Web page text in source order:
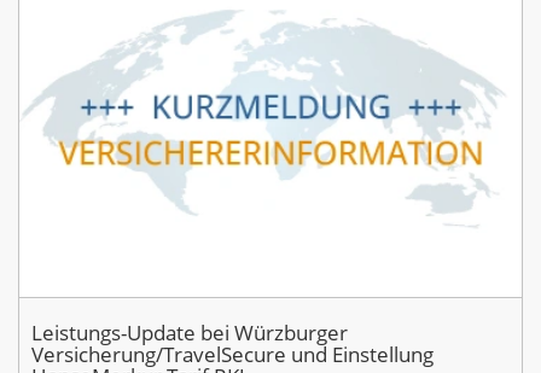
Leistungs-Update bei Würzburger
Versicherung/TravelSecure und Einstellung